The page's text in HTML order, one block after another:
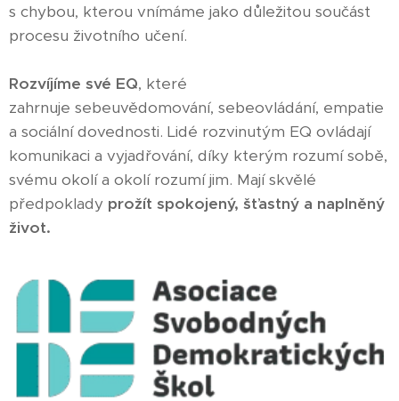
s chybou, kterou vnímáme jako důležitou součást
procesu životního učení.
Rozvíjíme své EQ, které
zahrnuje sebeuvědomování, sebeovládání, empatie
a sociální dovednosti. Lidé rozvinutým EQ ovládají
komunikaci a vyjadřování, díky kterým rozumí sobě,
svému okolí a okolí rozumí jim. Mají skvělé
předpoklady prožít spokojený, šťastný a naplněný
život.